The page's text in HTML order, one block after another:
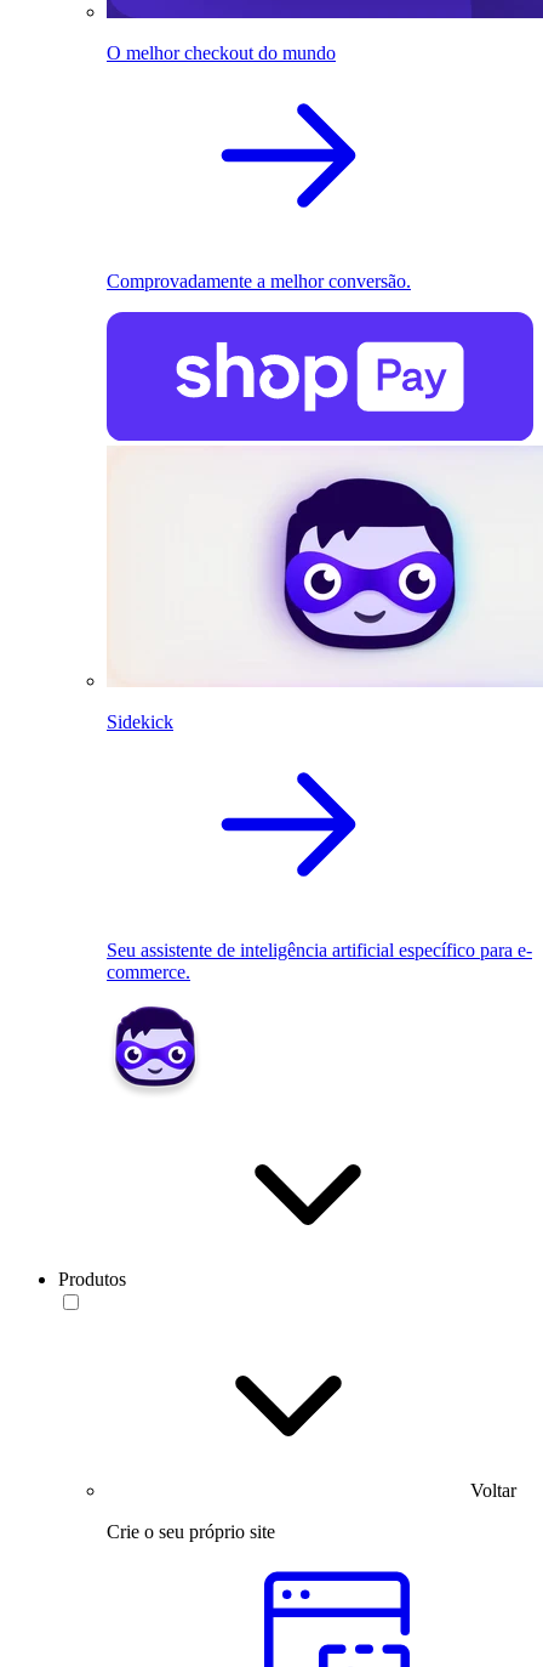
O melhor checkout do mundo
Comprovadamente a melhor conversão.
Sidekick
Seu assistente de inteligência artificial específico para e-
commerce.
Produtos
Voltar
Crie o seu próprio site